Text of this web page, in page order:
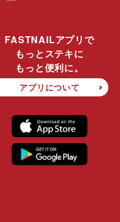
FASTNAILアプリで
もっとステキに
もっと便利に。
アプリについて